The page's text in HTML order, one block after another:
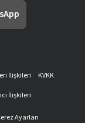
İlişkileri
KVKK
İlişkileri
Ayarları